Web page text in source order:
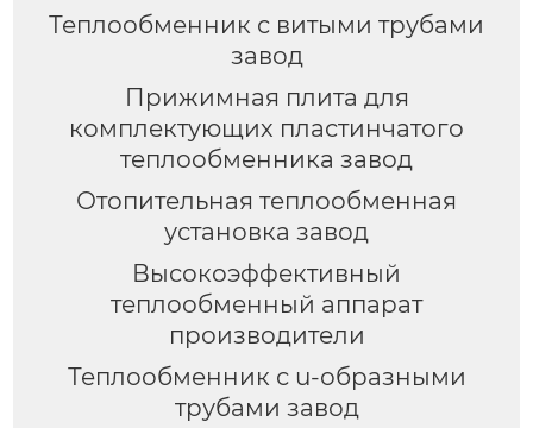
Теплообменник с витыми трубами
завод
Прижимная плита для
комплектующих пластинчатого
теплообменника завод
Отопительная теплообменная
установка завод
Высокоэффективный
теплообменный аппарат
производители
Теплообменник с u-образными
трубами завод